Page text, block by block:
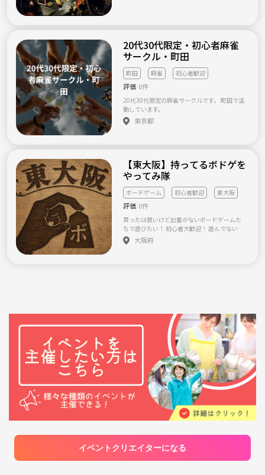
代の方 『他人とコミュニケーションがとれる
方』 🔴例外として、管理人と面識ある知人、
友人が該当します🔴 オフ会初心者の方も大歓
迎👏 友達がほしい方も、歌ガチな方も 色んな
人に楽しんでもらいたいです！✨ みんなでた
くさん友達つくりましょう！💪 ＝＝＝＝＝＝
記にある【必須確認事項】 必ずお目通し願い
ます！ 1️⃣注意事項 2️⃣出禁行為 🔴会に参
加する時点で下記の『ルールを承諾したも
臭がキツい、異臭がする』 『連絡先、SNSを
無理に聞き出す行為』 『年齢の詐称』 『宗
教、ビジネス関連の勧誘行為』 『付きまとい
行為』 『男女関係なく、無許可のボディタッ
チ』 『距離感が過度に近い』 『他のオフ会等
で出禁歴、悪評がある』 それらに近しい行為
全般 ※『管理人の観点で抵触していると判断
した場合』、直接注意、又はそのまま退室し
ていただきます🙅‍♂️ 2️⃣❌出禁行為❌ 『人への
危害』 『建物や施設への物損、破損、汚損』
20代30代限定・初心者麻雀
サークル・町田
町田 麻雀 初心者歓迎
評価 0件
20代30代限定の麻雀サークルです。 町田で活
動しています。
東京都
【東大阪】持ってるボドゲを
やってみ隊
ボードゲーム 初心者歓迎 東大阪
評価 0件
買ったは良いけど出番がないボードゲームた
ちで遊びたい！ 初心者大歓迎！ 遊んでないか
らインストも手間取るかもしれませんが温か
く見守ってくださいw そんなゆるっとしたボ
大阪府
イベントクリエイターになる